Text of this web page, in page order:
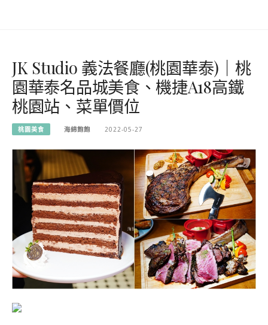
JK Studio 義法餐廳(桃園華泰)｜桃
園華泰名品城美食、機捷A18高鐵
桃園站、菜單價位
桃園美食 海綿飽飽 2022-05-27